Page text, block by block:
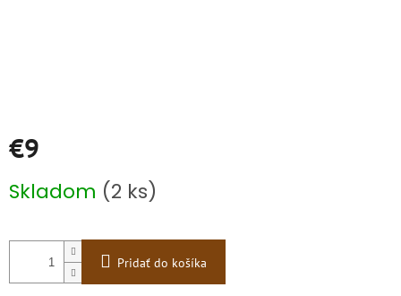
€9
cena:
Skladom (2 ks)
Pridať do košíka